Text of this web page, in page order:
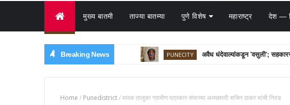
मुख्य बातमी ताज्या बातम्या पुणे विशेष महाराष्ट्र देश —
Breaking News PUNECITY अवैध धंदेवाल्यांकडून 'वसुली'; सहकारनगर
Home / Punedistrict/मावळ तालुका ग्रामीण पत्रकार संघाच्या अध्यक्षपदी सचिन ठाकर यांची निवड